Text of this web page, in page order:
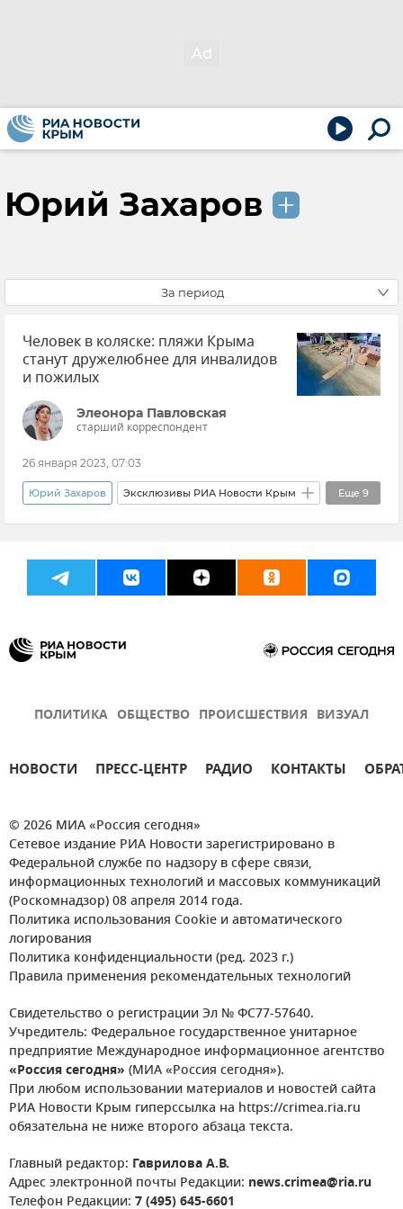
Юрий Захаров
За период
Человек в коляске: пляжи Крыма
станут дружелюбнее для инвалидов
и пожилых
Элеонора Павловская
старший корреспондент
26 января 2023, 07:03
Еще 9
Юрий Захаров Эксклюзивы РИА Новости Крым
Новости Крыма Крым Общество
Туризм в Крыму Минкурортов Крыма
ПОЛИТИКА ОБЩЕСТВО ПРОИСШЕСТВИЯ ВИЗУАЛ
НОВОСТИ ПРЕСС-ЦЕНТР РАДИО КОНТАКТЫ
© 2026 МИА «Россия сегодня»
Сетевое издание РИА Новости зарегистрировано в
Федеральной службе по надзору в сфере связи,
информационных технологий и массовых коммуникаций
(Роскомнадзор) 08 апреля 2014 года.
Политика использования Cookie и автоматического
логирования
Политика конфиденциальности (ред. 2023 г.)
Правила применения рекомендательных технологий
Свидетельство о регистрации Эл № ФС77-57640.
Учредитель: Федеральное государственное унитарное
предприятие Международное информационное агентство
«Россия сегодня» (МИА «Россия сегодня»).
При любом использовании материалов и новостей сайта
РИА Новости Крым гиперссылка на https://crimea.ria.ru
обязательна не ниже второго абзаца текста.
Главный редактор: Гаврилова А.В.
Адрес электронной почты Редакции: news.crimea@ria.ru
Телефон Редакции: 7 (495) 645-6601